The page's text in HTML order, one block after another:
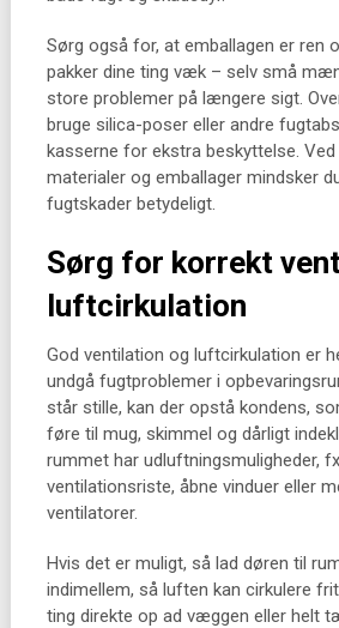
Sørg også for, at emballagen er ren
pakker dine ting væk – selv små
store problemer på længere sigt.
bruge silica-poser eller andre
kasserne for ekstra beskyttelse.
materialer og emballager mindsker
fugtskader betydeligt.
Sørg for korrekt
luftcirkulation
God ventilation og luftcirkulation er
undgå fugtproblemer i
står stille, kan der opstå kondens,
føre til mug, skimmel og dårligt
rummet har udluftningsmuligheder,
ventilationsriste, åbne vinduer eller
ventilatorer.
Hvis det er muligt, så lad døren til
indimellem, så luften kan cirkulere
ting direkte op ad væggen eller helt